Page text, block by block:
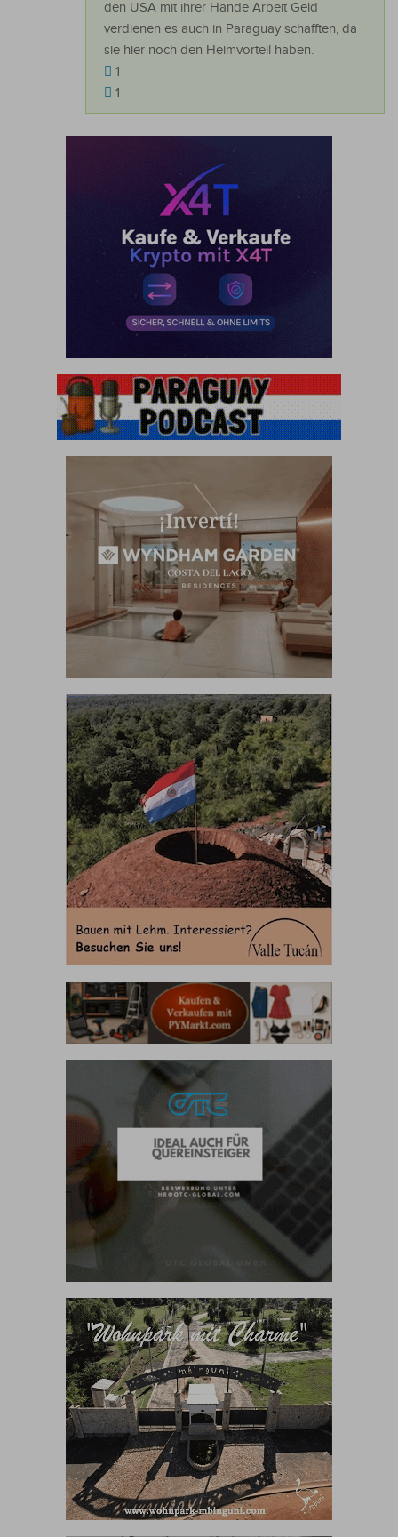
den USA mit ihrer Hände Arbeit Geld
verdienen es auch in Paraguay schafften, da
sie hier noch den Heimvorteil haben.
1
1